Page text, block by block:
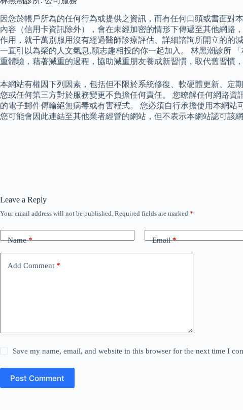
因您於帳戶所為的任何行為或提供之資訊，而有任何口頭或書面
內容（信用卡資訊除外），會在未經加密的情形下傳遞至其他網路
作用，就千萬別服用沒有經過醫師診療評估、詳細諮詢所開立的的
一直引以為榮的人文氣息,願志趣相投的你一起加入。 林黑潮診所
重體驗，藉著減重的過程，協助減重朋友養成新習慣，取代舊習慣
本網站有權因下列因素，包括但不限於系統修復、軟硬體更新、定
您或任何第三方對於服務變更不負擔任何責任。 您瞭解任何網路
的電子郵件傳輸絕無病毒或有害程式。 您必須自行承擔使用本網
您可能會因此連結至其他業者經營的網站，但不表示本網站認可該
Leave a Reply
Your email address will not be published. Required fields are marked *
Name* Email*
Add Comment *
Save my name, email, and website in this browser for the next time I
Post Comment